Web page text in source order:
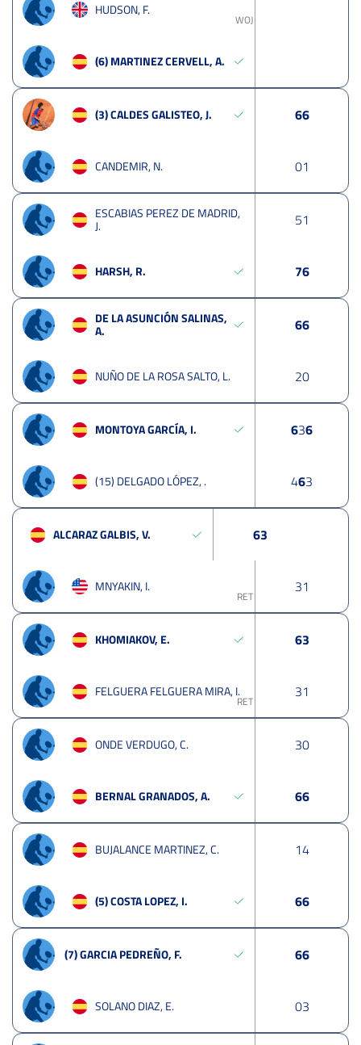
HUDSON, F.
WOJ
(6) MARTINEZ CERVELL, A.
(3) CALDES GALISTEO, J. 66
CANDEMIR, N. 01
ESCABIAS PEREZ DE MADRID,
J. 51
HARSH, R. 76
DE LA ASUNCIÓN SALINAS,
A. 66
NUÑO DE LA ROSA SALTO, L. 20
MONTOYA GARCÍA, I. 636
(15) DELGADO LÓPEZ, . 463
ALCARAZ GALBIS, V. 63
MNYAKIN, I.
RET
31
KHOMIAKOV, E. 63
FELGUERA FELGUERA MIRA, I.
RET
31
ONDE VERDUGO, C. 30
BERNAL GRANADOS, A. 66
BUJALANCE MARTINEZ, C. 14
(5) COSTA LOPEZ, I. 66
(7) GARCIA PEDREÑO, F. 66
SOLANO DIAZ, E. 03